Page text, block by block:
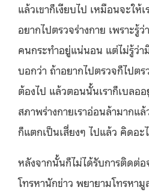
แล้วเขาก็เงียบไป เหมือนจะให้
อยากไปตรวจร่างกาย เพราะรู้
คนกระทำอยู่แน่นอน แต่ไม่รู้ว่า
บอกว่า ถ้าอยากไปตรวจก็ไปตร
ต้องไป แล้วตอนนั้นเราก็เบลอ
สภาพร่างกายเราอ่อนล้ามากแ
ก็แตกเป็นเสี่ยงๆ ไปแล้ว คิดอะ
หลังจากนั้นก็ไม่ได้รับการติดต่อ
โทรหานักข่าว พยายามโทรหา